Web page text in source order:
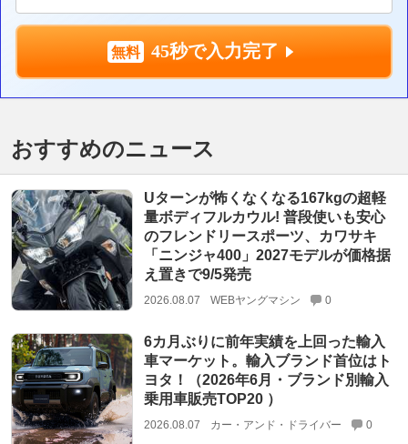
45秒で入力完了
おすすめのニュース
Uターンが怖くなくなる167kgの超軽
量ボディフルカウル! 普段使いも安心
のフレンドリースポーツ、カワサキ
「ニンジャ400」2027モデルが価格据
え置きで9/5発売
2026.08.07 WEBヤングマシン 0
6カ月ぶりに前年実績を上回った輸入
車マーケット。輸入ブランド首位はト
ヨタ！（2026年6月・ブランド別輸入
乗用車販売TOP20 ）
2026.08.07 カー・アンド・ドライバー 0